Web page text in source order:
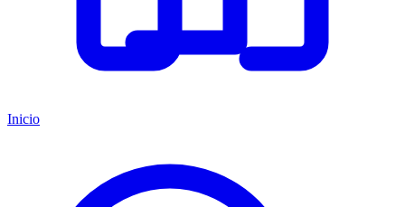
Inicio